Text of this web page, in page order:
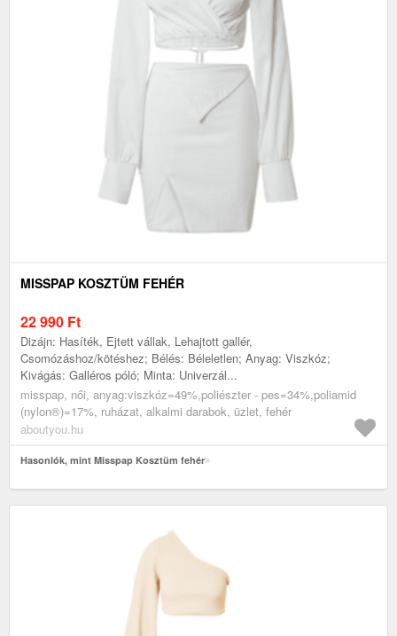
MISSPAP KOSZTÜM FEHÉR
22 990 Ft
Dizájn: Hasíték, Ejtett vállak, Lehajtott gallér,
Csomózáshoz/kötéshez; Bélés: Béleletlen; Anyag: Viszkóz;
Kivágás: Galléros póló; Minta: Univerzál...
misspap, női, anyag:viszkóz=49%,poliészter - pes=34%,poliamid
(nylon®)=17%, ruházat, alkalmi darabok, üzlet, fehér
aboutyou.hu
Hasonlók, mint Misspap Kosztüm fehér